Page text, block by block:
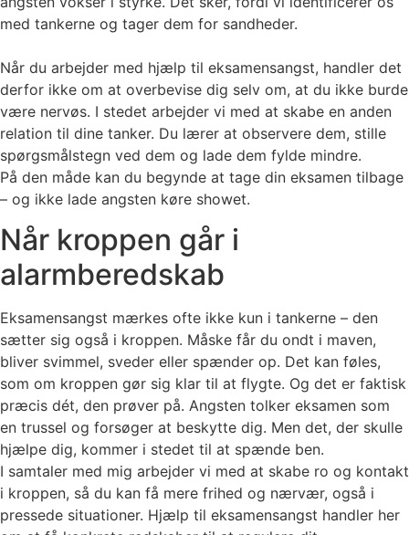
med tankerne og tager dem for sandheder.
Når du arbejder med hjælp til eksamensangst, handler det
derfor ikke om at overbevise dig selv om, at du ikke burde
være nervøs. I stedet arbejder vi med at skabe en anden
relation til dine tanker. Du lærer at observere dem, stille
spørgsmålstegn ved dem og lade dem fylde mindre.
På den måde kan du begynde at tage din eksamen tilbage
– og ikke lade angsten køre showet.
Når kroppen går i
alarmberedskab
Eksamensangst mærkes ofte ikke kun i tankerne – den
sætter sig også i kroppen. Måske får du ondt i maven,
bliver svimmel, sveder eller spænder op. Det kan føles,
som om kroppen gør sig klar til at flygte. Og det er faktisk
præcis dét, den prøver på. Angsten tolker eksamen som
en trussel og forsøger at beskytte dig. Men det, der skulle
hjælpe dig, kommer i stedet til at spænde ben.
I samtaler med mig arbejder vi med at skabe ro og kontakt
i kroppen, så du kan få mere frihed og nærvær, også i
pressede situationer. Hjælp til eksamensangst handler her